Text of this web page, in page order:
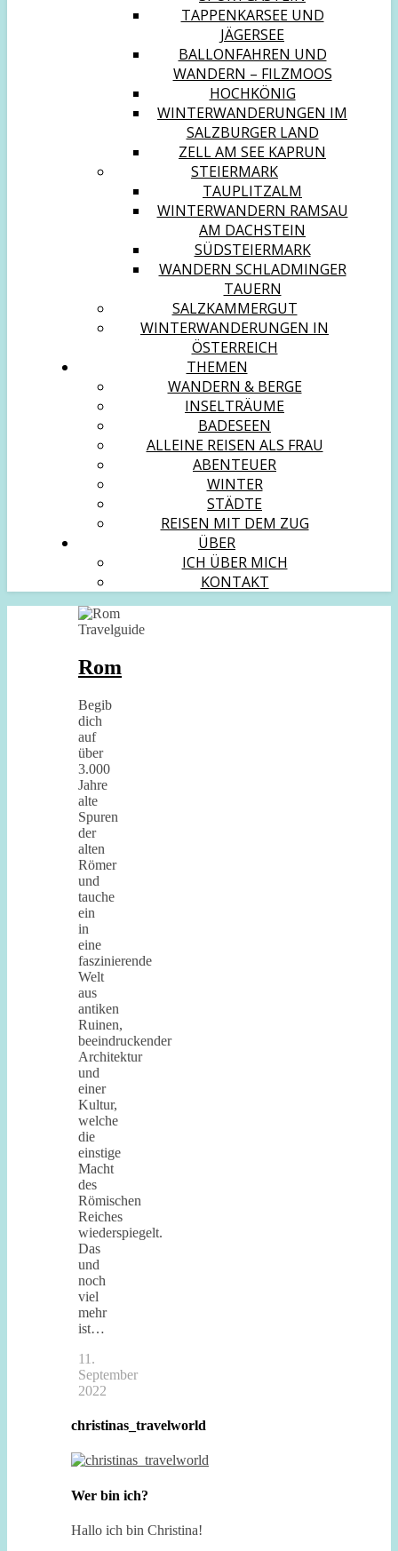
TAPPENKARSEE UND
JÄGERSEE
BALLONFAHREN UND
WANDERN – FILZMOOS
HOCHKÖNIG
WINTERWANDERUNGEN IM
SALZBURGER LAND
ZELL AM SEE KAPRUN
STEIERMARK
TAUPLITZALM
WINTERWANDERN RAMSAU
AM DACHSTEIN
SÜDSTEIERMARK
WANDERN SCHLADMINGER
TAUERN
SALZKAMMERGUT
WINTERWANDERUNGEN IN
ÖSTERREICH
THEMEN
WANDERN & BERGE
INSELTRÄUME
BADESEEN
ALLEINE REISEN ALS FRAU
ABENTEUER
WINTER
STÄDTE
REISEN MIT DEM ZUG
ÜBER
ICH ÜBER MICH
KONTAKT
Rom
Begib
dich
auf
über
3.000
Jahre
alte
Spuren
der
alten
Römer
und
tauche
ein
in
eine
faszinierende
Welt
aus
antiken
Ruinen,
beeindruckender
Architektur
und
einer
Kultur,
welche
die
einstige
Macht
des
Römischen
Reiches
wiederspiegelt.
Das
und
noch
viel
mehr
ist…
11.
September
2022
christinas_travelworld
Wer bin ich?
Hallo ich bin Christina!